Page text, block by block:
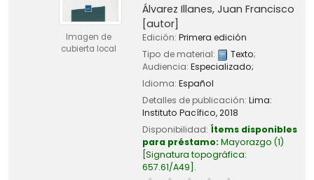
Imagen de
cubierta local
Álvarez Illanes, Juan Francisco
[autor]
Edición: Primera edición
Tipo de material:
Texto;
Audiencia: Especializado;
Idioma: Español
Detalles de publicación: Lima:
Instituto Pacífico,2018
Disponibilidad: Ítems disponibles
para préstamo: Mayorazgo (1)
Signatura topográfica:
657.61/A49 .